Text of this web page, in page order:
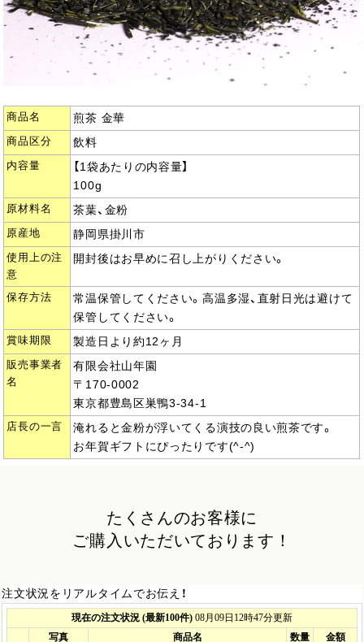
商品名 煎茶 金華
商品区分 飲料
内容量
【1袋あたりの内容量】
100g
原材料名 茶葉、金粉
原産地 静岡県掛川市
使用上の注
意
開封後はお早めに召し上がりください。
保存方法
常温保管してください。高温多湿、直射日光は避けて
保管してください。
賞味期限 製造日より約12ヶ月
販売事業者
名
有限会社山年園
〒170-0002
東京都豊島区巣鴨3-34-1
店長の一言
淹れると金粉が浮いてくる演技の良い煎茶です。
お年賀ギフトにぴったりです(^-^)
たくさんのお客様に
ご購入いただいております！
注文状況をリアルタイムでお伝え！